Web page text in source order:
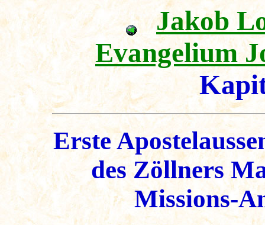
Jakob
Evangelium
Erste
des Zöllners
Missions-